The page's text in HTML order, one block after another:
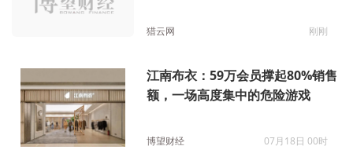
猎云网 刚刚
江南布衣：59万会员撑起80%销售
额，一场高度集中的危险游戏
博望财经 07月18日 00时